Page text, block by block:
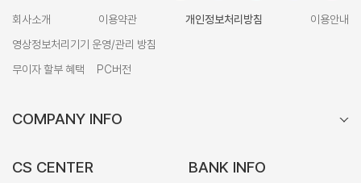
회사소개 이용약관 개인정보처리방침
이용안내
영상정보처리기기 운영/관리 방침
무이자 할부 혜택
PC버전
COMPANY INFO
CS CENTER BANK INFO